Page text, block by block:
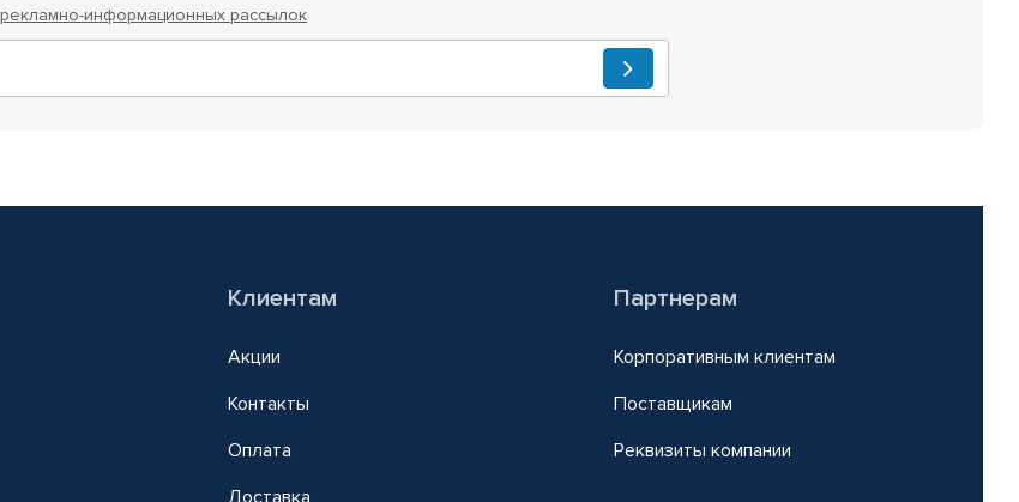
рекламно-информационных рассылок
Клиентам
Акции
Контакты
Оплата
Доставка
Партнерам
Корпоративным клиентам
Поставщикам
Реквизиты компании